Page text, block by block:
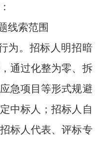
线索范围
为。 招标人明招暗
通过化整为零、拆
急项目等形式规避
中标人；招标人自
标人代表、评标专